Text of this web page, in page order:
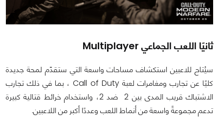
ثانيًا اللعب الجماعي Multiplayer
سيُتاح للاعبين استكشاف مساحات واسعة التي ستقدّم لمحة جديدة
كليًا عن تجارب ومغامرات لعبة Call of Duty ، بما في ذلك تجارب
الاشتباك قريب المدى بين 2 ضد 2، واستخدام خرائط قتالية كبيرة
تدعم مجموعةً واسعة من أنماط اللعب وعددًا أكبر من اللاعبين.